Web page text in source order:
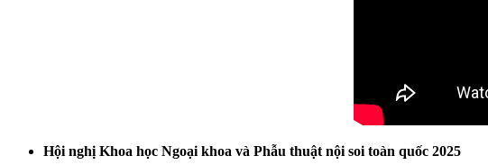
Hội nghị Khoa học Ngoại khoa và Phẫu thuật nội soi toàn quốc 2025